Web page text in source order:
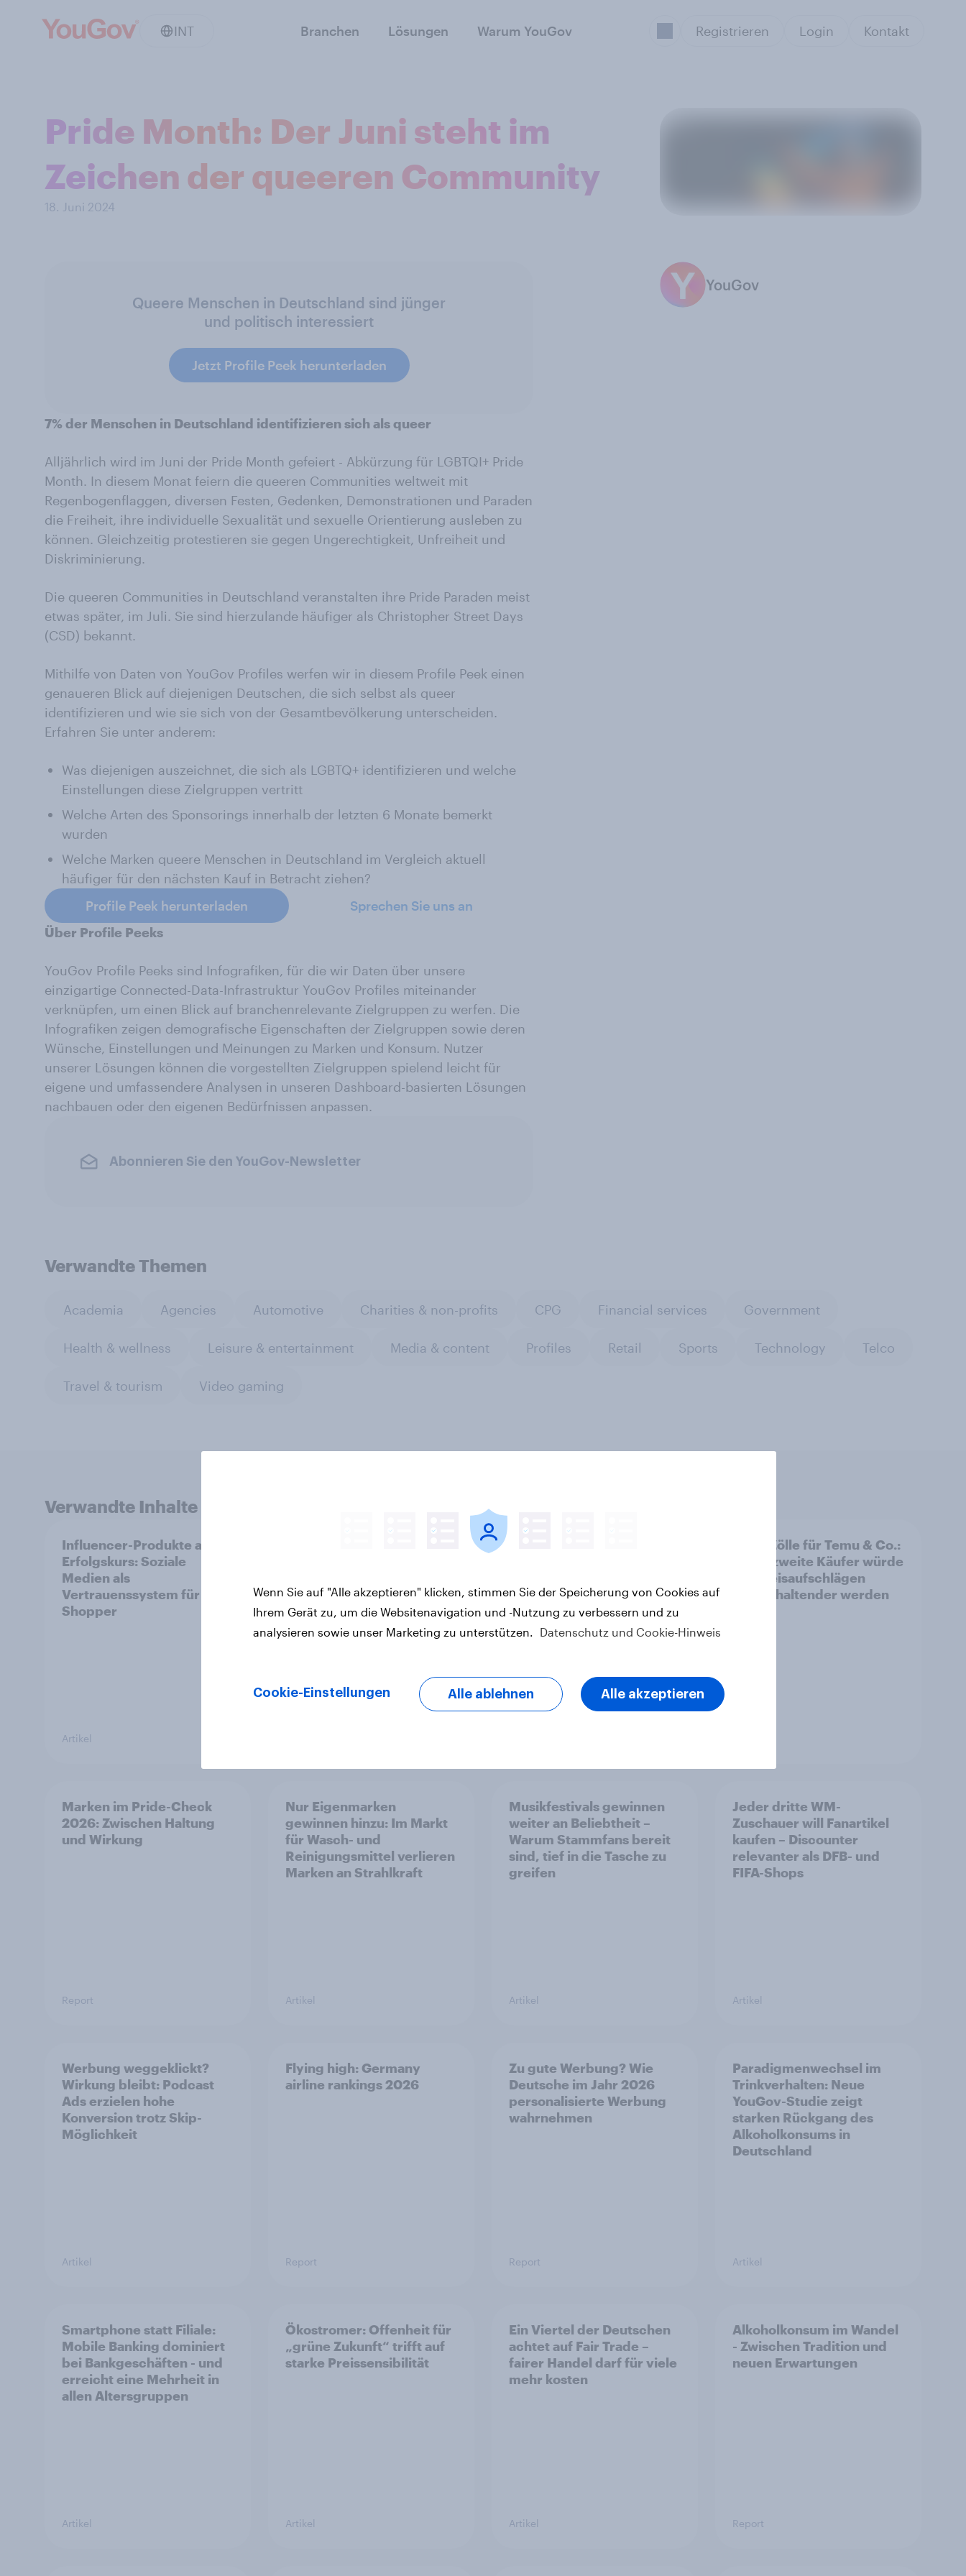
INT Branchen Lösungen Warum YouGov Registrieren Login Kontakt
Pride Month: Der Juni steht im
Zeichen der queeren Community
18. Juni 2024
Queere Menschen in Deutschland sind jünger
und politisch interessiert
Jetzt Profile Peek herunterladen
7% der Menschen in Deutschland identifizieren sich als queer
Alljährlich wird im Juni der Pride Month gefeiert - Abkürzung für LGBTQI+ Pride
Month. In diesem Monat feiern die queeren Communities weltweit mit
Regenbogenflaggen, diversen Festen, Gedenken, Demonstrationen und Paraden
die Freiheit, ihre individuelle Sexualität und sexuelle Orientierung ausleben zu
können. Gleichzeitig protestieren sie gegen Ungerechtigkeit, Unfreiheit und
Diskriminierung.
Die queeren Communities in Deutschland veranstalten ihre Pride Paraden meist
etwas später, im Juli. Sie sind hierzulande häufiger als Christopher Street Days
(CSD) bekannt.
Mithilfe von Daten von YouGov Profiles werfen wir in diesem Profile Peek einen
genaueren Blick auf diejenigen Deutschen, die sich selbst als queer
identifizieren und wie sie sich von der Gesamtbevölkerung unterscheiden.
Erfahren Sie unter anderem:
Was diejenigen auszeichnet, die sich als LGBTQ+ identifizieren und welche
Einstellungen diese Zielgruppen vertritt
Welche Arten des Sponsorings innerhalb der letzten 6 Monate bemerkt
wurden
Welche Marken queere Menschen in Deutschland im Vergleich aktuell
häufiger für den nächsten Kauf in Betracht ziehen?
Profile Peek herunterladen
Sprechen Sie uns an
Über Profile Peeks
YouGov Profile Peeks sind Infografiken, für die wir Daten über unsere
einzigartige Connected-Data-Infrastruktur YouGov Profiles miteinander
verknüpfen, um einen Blick auf branchenrelevante Zielgruppen zu werfen. Die
Infografiken zeigen demografische Eigenschaften der Zielgruppen sowie deren
Wünsche, Einstellungen und Meinungen zu Marken und Konsum. Nutzer
unserer Lösungen können die vorgestellten Zielgruppen spielend leicht für
eigene und umfassendere Analysen in unseren Dashboard-basierten Lösungen
nachbauen oder den eigenen Bedürfnissen anpassen.
Abonnieren Sie den YouGov-Newsletter
YouGov
Verwandte Themen
Academia Agencies Automotive Charities & non-profits CPG Financial services Government
Health & wellness Leisure & entertainment Media & content Profiles Retail Sports Technology Telco
Travel & tourism Video gaming
Verwandte Inhalte
Influencer-Produkte auf
Erfolgskurs: Soziale
Medien als
Vertrauenssystem für
Shopper
Artikel
Neue Zölle für Temu & Co.:
Jeder zweite Käufer würde
bei Preisaufschlägen
zurückhaltender werden
Marken im Pride-Check
2026: Zwischen Haltung
und Wirkung
Report
Nur Eigenmarken
gewinnen hinzu: Im Markt
für Wasch- und
Reinigungsmittel verlieren
Marken an Strahlkraft
Artikel
Musikfestivals gewinnen
weiter an Beliebtheit –
Warum Stammfans bereit
sind, tief in die Tasche zu
greifen
Artikel
Jeder dritte WM-
Zuschauer will Fanartikel
kaufen – Discounter
relevanter als DFB- und
FIFA-Shops
Artikel
Werbung weggeklickt?
Wirkung bleibt: Podcast
Ads erzielen hohe
Konversion trotz Skip-
Möglichkeit
Artikel
Flying high: Germany
airline rankings 2026
Report
Zu gute Werbung? Wie
Deutsche im Jahr 2026
personalisierte Werbung
wahrnehmen
Report
Paradigmenwechsel im
Trinkverhalten: Neue
YouGov-Studie zeigt
starken Rückgang des
Alkoholkonsums in
Deutschland
Artikel
Smartphone statt Filiale:
Mobile Banking dominiert
bei Bankgeschäften - und
erreicht eine Mehrheit in
allen Altersgruppen
Artikel
Ökostromer: Offenheit für
„grüne Zukunft“ trifft auf
starke Preissensibilität
Artikel
Ein Viertel der Deutschen
achtet auf Fair Trade –
fairer Handel darf für viele
mehr kosten
Artikel
Alkoholkonsum im Wandel​
- Zwischen Tradition und
neuen Erwartungen
Report
Wenn Sie auf "Alle akzeptieren" klicken, stimmen Sie der Speicherung von Cookies auf
Ihrem Gerät zu, um die Websitenavigation und -Nutzung zu verbessern und zu
analysieren sowie unser Marketing zu unterstützen. Datenschutz und Cookie-Hinweis
Cookie-Einstellungen Alle ablehnen Alle akzeptieren